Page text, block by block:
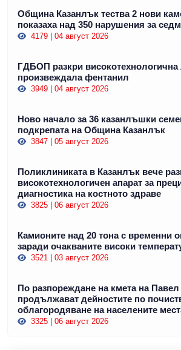
Община Казанлък тества 2 нови
показаха над 350 нарушения за
4179 | 04 август 2026
ГДБОП разкри високотехнологична
произвеждала фентанил
3949 | 04 август 2026
Ново начало за 36 казанлъшки
подкрепата на Община Казанлък
3847 | 05 август 2026
Поликлиниката в Казанлък вече
високотехнологичен апарат за
диагностика на костното здраве
3825 | 06 август 2026
Камионите над 20 тона с временни
заради очакваните високи
3521 | 03 август 2026
По разпореждане на кмета на Павел
продължават дейностите по
облагородяване на населените
3325 | 06 август 2026